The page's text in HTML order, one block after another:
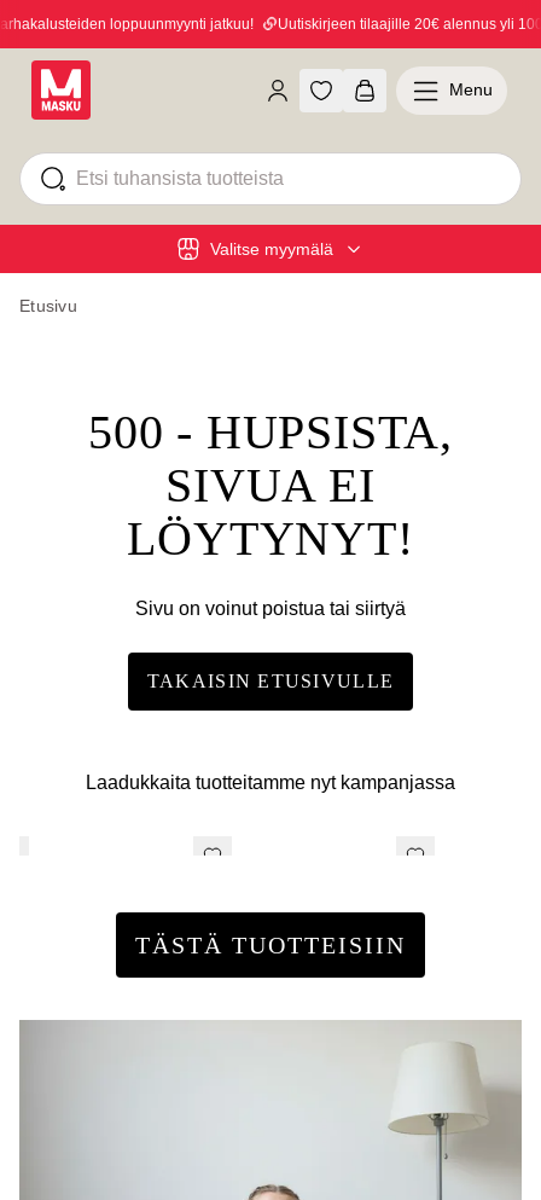
loppuunmyynti jatkuu! Uutiskirjeen tilaajille 20€ alennus yli
Valitse myymälä
Menu
Etusivu
500 - HUPSISTA,
SIVUA EI
LÖYTYNYT!
Sivu on voinut poistua tai siirtyä
TAKAISIN ETUSIVULLE
Laadukkaita tuotteitamme nyt kampanjassa
TÄSTÄ TUOTTEISIIN